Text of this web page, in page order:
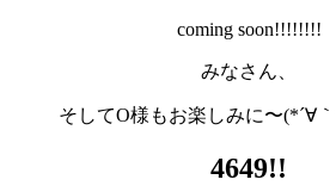
coming soon!!!!!!!!
みなさん、
そしてO様もお楽しみに〜(*´∀
4649!!